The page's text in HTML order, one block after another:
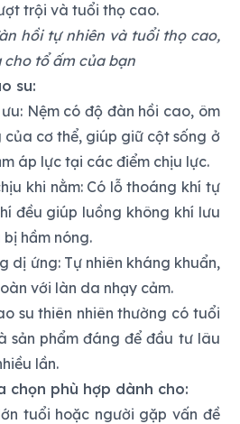
trội và tuổi thọ cao.
hồi tự nhiên và tuổi thọ cao,
cho tổ ấm của bạn
su:
Nệm có độ đàn hồi cao, ôm
cơ thể, giúp giữ cột sống ở
áp lực tại các điểm chịu lực.
khi nằm: Có lỗ thoáng khí tự
đều giúp luồng không khí lưu
hầm nóng.
dị ứng: Tự nhiên kháng khuẩn,
với làn da nhạy cảm.
su thiên nhiên thường có tuổi
sản phẩm đáng để đầu tư lâu
lần.
chọn phù hợp dành cho:
tuổi hoặc người gặp vấn đề